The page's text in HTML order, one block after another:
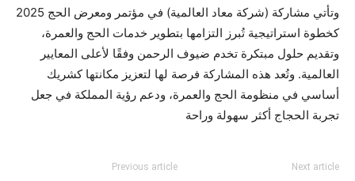
وتأتي مشاركة (شركة معاد العالمية) في مؤتمر ومعرض الحج 2025
كخطوة استراتيجية تُبرز التزامها بتطوير خدمات الحج والعمرة،
وتقديم حلول مبتكرة تخدم ضيوف الرحمن وفقًا لأعلى المعايير
العالمية. وتُعد هذه المشاركة فرصة لها لتعزيز مكانتها كشريك
أساسي في منظومة الحج والعمرة، ودعم رؤية المملكة في جعل
تجربة الحجاج أكثر سهولة وراحة
Previous article Next article